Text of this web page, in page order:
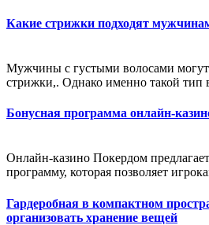
Какие стрижки подходят
Мужчины с густыми волосами
стрижки,. Однако именно такой тип
Бонусная программа онлайн-
Онлайн-казино Покердом
программу, которая позволяет
Гардеробная в компактном
организовать хранение вещей